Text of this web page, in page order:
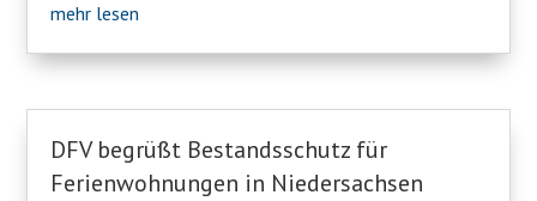
mehr lesen
DFV begrüßt Bestandsschutz für
Ferienwohnungen in Niedersachsen